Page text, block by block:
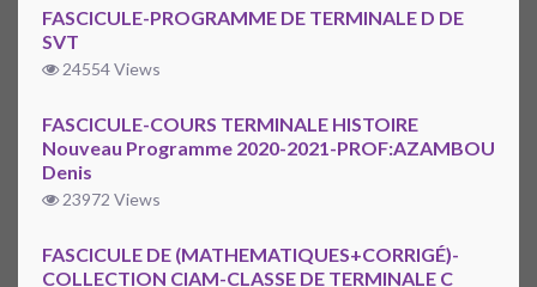
FASCICULE-PROGRAMME DE TERMINALE D DE
SVT
24554 Views
FASCICULE-COURS TERMINALE HISTOIRE
Nouveau Programme 2020-2021-PROF:AZAMBOU
Denis
23972 Views
FASCICULE DE (MATHEMATIQUES+CORRIGÉ)-
COLLECTION CIAM-CLASSE DE TERMINALE C